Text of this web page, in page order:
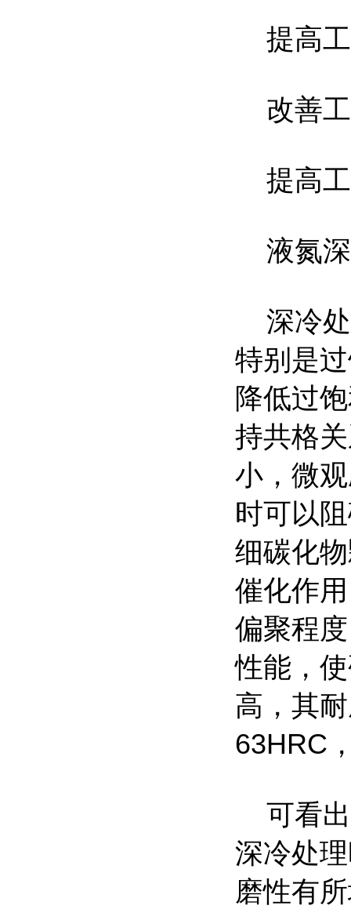
提高工
改善工
提高工
液氮深
深冷处
特别是
降低过
持共格
小，微
时可以
细碳化
催化作
偏聚程
性能，
高，其
63HRC
可看出
深冷处
磨性有